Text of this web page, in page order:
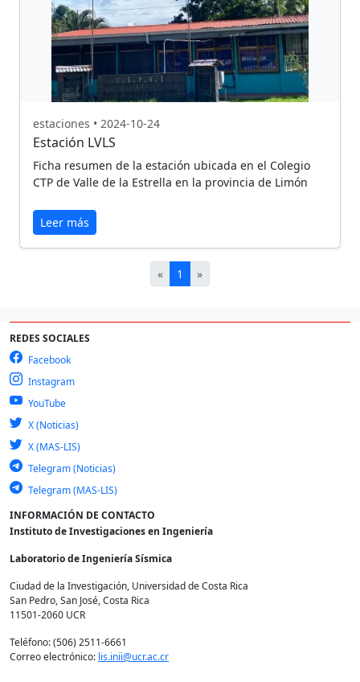
estaciones • 2024-10-24
Estación LVLS
Ficha resumen de la estación ubicada en el Colegio
CTP de Valle de la Estrella en la provincia de Limón
Leer más
« 1 »
REDES SOCIALES
Facebook
Instagram
YouTube
X (Noticias)
X (MAS-LIS)
Telegram (Noticias)
Telegram (MAS-LIS)
INFORMACIÓN DE CONTACTO
Instituto de Investigaciones en Ingeniería
Laboratorio de Ingeniería Sísmica
Ciudad de la Investigación, Universidad de Costa Rica
San Pedro, San José, Costa Rica
11501-2060 UCR
Teléfono: (506) 2511-6661
Correo electrónico: lis.inii@ucr.ac.cr